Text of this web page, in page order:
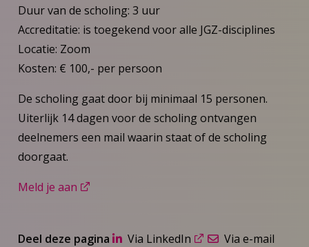
Duur van de scholing: 3 uur
Accreditatie: is toegekend voor alle JGZ-disciplines
Locatie: Zoom
Kosten: € 100,- per persoon
De scholing gaat door bij minimaal 15 personen.
Uiterlijk 14 dagen voor de scholing ontvangen
deelnemers een mail waarin staat of de scholing
doorgaat.
Meld je aan
Deel deze pagina Via LinkedIn
Via e-mail